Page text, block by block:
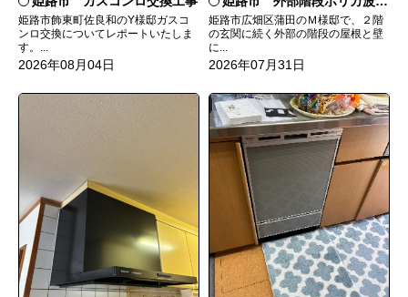
姫路市飾東町佐良和のY様邸ガスコ
ンロ交換についてレポートいたしま
す。...
2026年08月04日
姫路市広畑区蒲田のＭ様邸で、２階
の玄関に続く外部の階段の屋根と壁
に...
2026年07月31日